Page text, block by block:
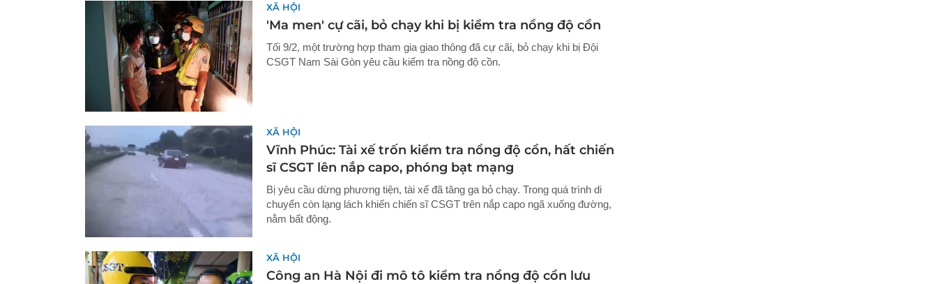
XÃ HỘI
'Ma men' cự cãi, bỏ chạy khi bị kiểm tra nồng độ cồn
Tối 9/2, một trường hợp tham gia giao thông đã cự cãi, bỏ chạy khi bị Đội
CSGT Nam Sài Gòn yêu cầu kiểm tra nồng độ cồn.
XÃ HỘI
Vĩnh Phúc: Tài xế trốn kiểm tra nồng độ cồn, hất chiến
sĩ CSGT lên nắp capo, phóng bạt mạng
Bị yêu cầu dừng phương tiện, tài xế đã tăng ga bỏ chạy. Trong quá trình di
chuyển còn lạng lách khiến chiến sĩ CSGT trên nắp capo ngã xuống đường,
nằm bất động.
XÃ HỘI
Công an Hà Nội đi mô tô kiểm tra nồng độ cồn lưu